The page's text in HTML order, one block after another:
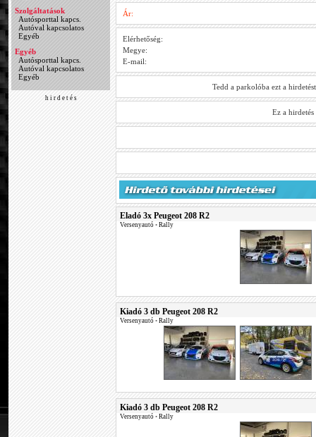
Szolgáltatások
Autósporttal kapcs.
Autóval kapcsolatos
Egyéb
Egyéb
Autósporttal kapcs.
Autóval kapcsolatos
Egyéb
h i r d e t é s
Ár:
Elérhetőség:
Megye:
E-mail:
Tedd a parkolóba ezt a
Ez a
Eladó 3x Peugeot 208 R2
Versenyautó • Rally
Kiadó 3 db Peugeot 208 R2
Versenyautó • Rally
Kiadó 3 db Peugeot 208 R2
Versenyautó • Rally